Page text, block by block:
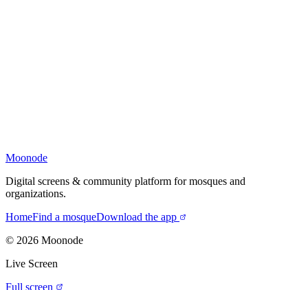
Moonode
Digital screens & community platform for mosques and
organizations.
HomeFind a mosqueDownload the app
© 2026 Moonode
Live Screen
Full screen